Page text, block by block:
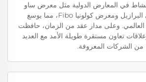
في المعارض الدولية مثل معرض ساو
باولو للرياضة في البرازيل ومعرض كولونيا Fibo، مما يوسع
العالمي. وعلى مدار عقد من الزمان، حافظت
تعاون مستقرة طويلة الأمد مع العديد
من الشركات المعروفة.